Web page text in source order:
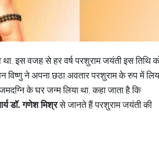
इस वजह से हर वर्ष परशुराम जयंती इस तिथि
विष्णु ने अपना छठा अवतार परशुराम के रुप में
के घर जन्म लिया था. कहा जाता है कि
डॉ.गणेशमिश्रसे जानते हैं परशुराम जयंती की